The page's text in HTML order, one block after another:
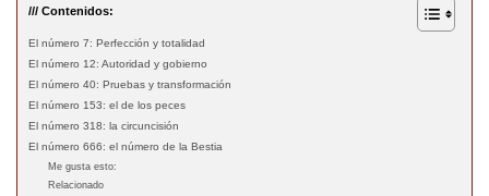
/// Contenidos:
El número 7: Perfección y totalidad
El número 12: Autoridad y gobierno
El número 40: Pruebas y transformación
El número 153: el de los peces
El número 318: la circuncisión
El número 666: el número de la Bestia
Me gusta esto:
Relacionado